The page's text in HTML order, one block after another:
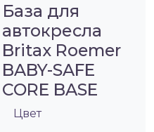
База для
автокресла
Britax Roemer
BABY-SAFE
CORE BASE
Цвет